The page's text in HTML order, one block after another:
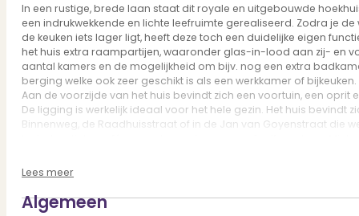
In een rustige, brede laan staat dit royale en uitgebouwde
een indrukwekkende en lichte leefruimte gerealiseerd. Zodra je
de keuken iets lager ligt, heeft deze toch een duidelijke eigen
het huis extra raampartijen, waaronder glas-in-lood aan zij- en
aantal kamers en de mogelijkheid om bijv. nog een extra
berging welke ook zeer geschikt is als een werkkamer of
Aan de voorzijde van het huis bevindt zich een voortuin, een
De ligging is werkelijk ideaal voor het hele gezin. Het huis
Binnenweg, de Raadhuisstraat of in de Jan van Goyenstraat die
zwembad, het NS-Station en uitvalswegen liggen in de buurt.
hier heerlijk buiten spelen in één van de speeltuintjes in de buurt
Indeling:
Lees meer
Algemeen